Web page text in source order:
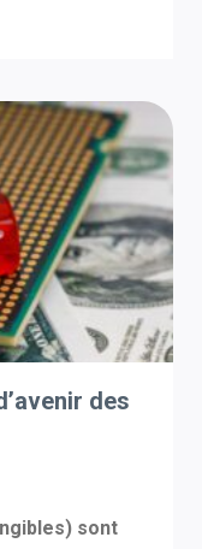
des
sont